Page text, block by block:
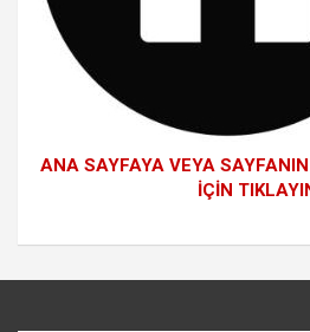
ANA SAYFAYA VEYA
İÇİN